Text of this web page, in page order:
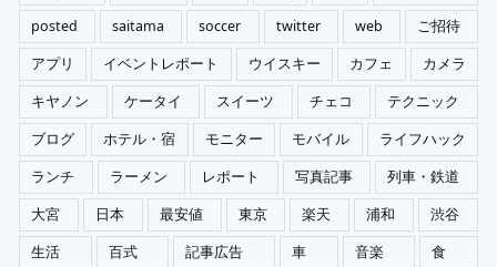
posted
saitama soccer twitter web
ご招待
アプリ
イベントレポート ウイスキー カフェ
カメラ
キヤノン
ケータイ スイーツ チェコ
テクニック
ブログ
ホテル・宿 モニター モバイル
ライフハック
ランチ
ラーメン レポート 写真記事
列車・鉄道
大宮
日本 最安値 東京 楽天 浦和
渋谷
生活
百式 記事広告 車 音楽 食